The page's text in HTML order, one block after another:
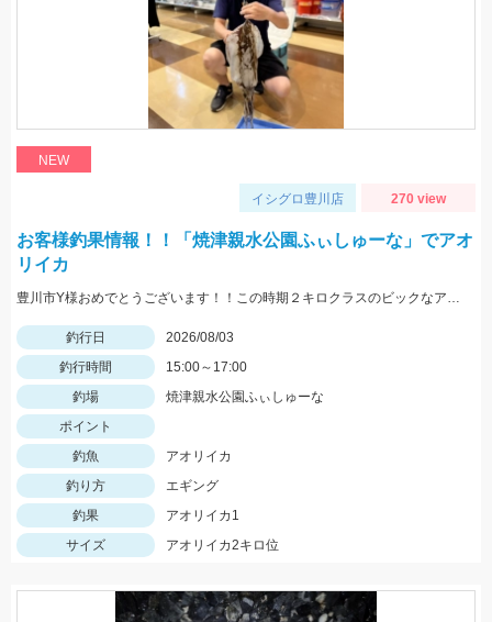
NEW
イシグロ豊川店 270 view
お客様釣果情報！！「焼津親水公園ふぃしゅーな」でアオ
リイカ
豊川市Y様おめでとうございます！！この時期２キロクラスのビックなアオリイカを見事に仕留められました！！ 釣れているのが500ｇクラスの情報だったので、ヒットした瞬間はエイかと思ったそうです。
釣行日
2026/08/03
釣行時間
15:00～17:00
釣場
焼津親水公園ふぃしゅーな
ポイント
釣魚
アオリイカ
釣り方
エギング
釣果
アオリイカ1
サイズ
アオリイカ2キロ位